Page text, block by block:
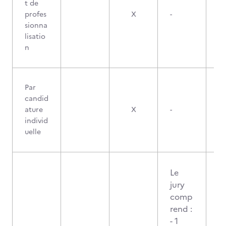
t de
profes
sionna
lisatio
n
X -
Par
candid
ature
individ
uelle
X -
Le
jury
comp
rend :
- 1